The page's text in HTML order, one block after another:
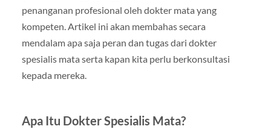
penanganan profesional oleh dokter mata yang
kompeten. Artikel ini akan membahas secara
mendalam apa saja peran dan tugas dari dokter
spesialis mata serta kapan kita perlu berkonsultasi
kepada mereka.
Apa Itu Dokter Spesialis Mata?